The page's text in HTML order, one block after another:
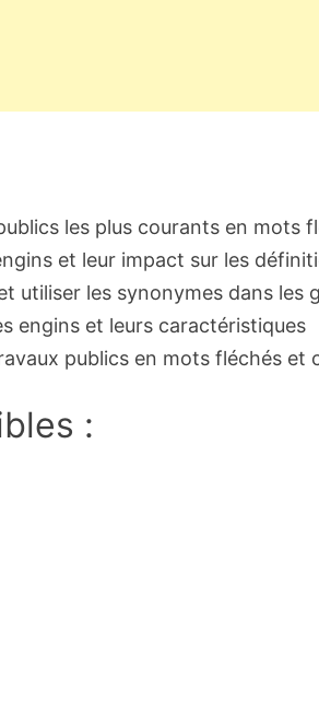
les plus courants en mots
et leur impact sur les
utiliser les synonymes dans les
engins et leurs caractéristiques
publics en mots fléchés et
: